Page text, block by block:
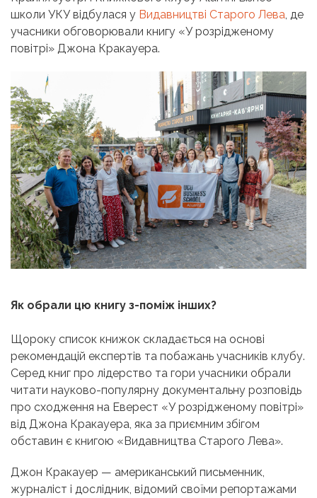
школи УКУ відбулася у Видавництві Старого Лева, де
учасники обговорювали книгу «У розрідженому
повітрі» Джона Кракауера.
Як обрали цю книгу з-поміж інших?
Щороку список книжок складається на основі
рекомендацій експертів та побажань учасників клубу.
Серед книг про лідерство та гори учасники обрали
читати науково-популярну документальну розповідь
про сходження на Еверест «У розрідженому повітрі»
від Джона Кракауера, яка за приємним збігом
обставин є книгою «Видавництва Старого Лева».
Джон Кракауер — американський письменник,
журналіст і дослідник, відомий своїми репортажами